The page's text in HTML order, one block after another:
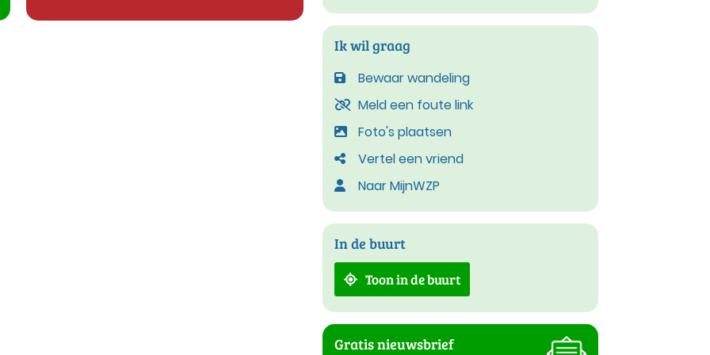
Ik wil graag
Bewaar wandeling
Meld een foute link
Foto's plaatsen
Vertel een vriend
Naar MijnWZP
In de buurt
Toon in de buurt
Gratis nieuwsbrief